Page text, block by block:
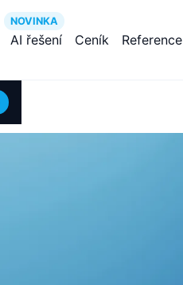
NOVINKA
AI řešení Ceník Reference